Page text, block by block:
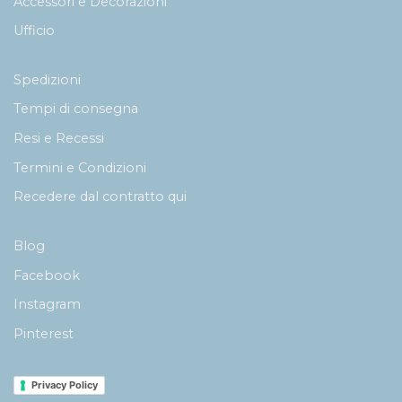
Ufficio
Spedizioni
Tempi di consegna
Resi e Recessi
Termini e Condizioni
Recedere dal contratto qui
Blog
Facebook
Instagram
Pinterest
Privacy Policy